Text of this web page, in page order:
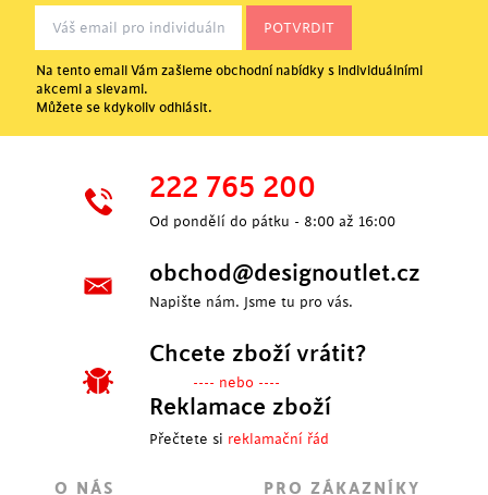
Na tento email Vám zašleme obchodní nabídky s individuálními
akcemi a slevami.
Můžete se kdykoliv odhlásit.
222 765 200
Od pondělí do pátku - 8:00 až 16:00
obchod@designoutlet.cz
Napište nám. Jsme tu pro vás.
Chcete zboží vrátit?
---- nebo ----
Reklamace zboží
Přečtete si reklamační řád
O NÁS PRO ZÁKAZNÍKY